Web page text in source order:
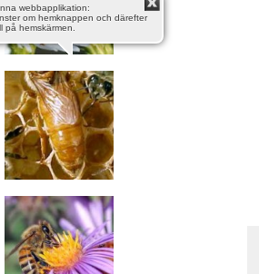
webbapplikation:
om hemknappen och därefter
på hemskärmen.